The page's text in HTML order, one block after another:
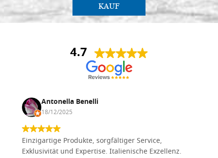
KAUF
4.7
Antonella Benelli
18/12/2025
Einzigartige Produkte, sorgfältiger Service,
Exklusivität und Expertise. Italienische Exzellenz.